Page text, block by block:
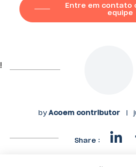
Entre em contato
equipe
!
byAcoem contributor |
Share :